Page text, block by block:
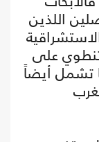
اللذين
على
تشمل أيضاً